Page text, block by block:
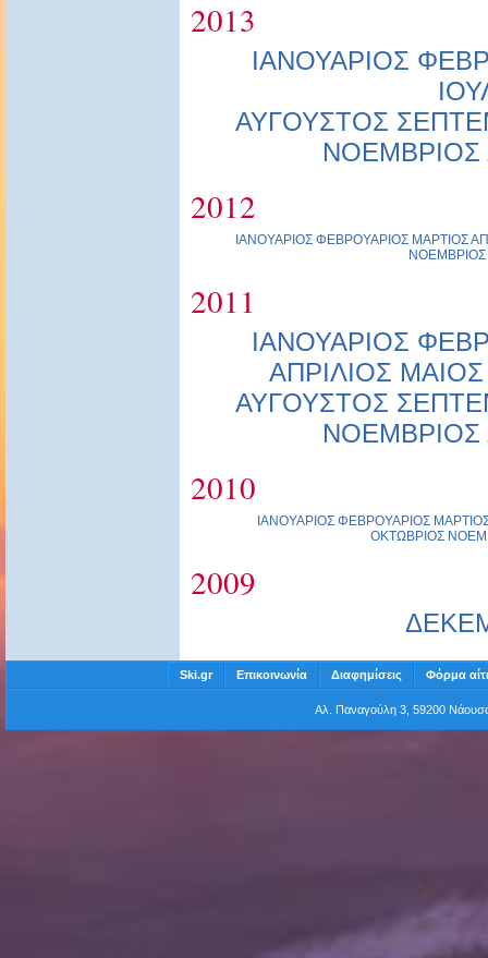
2013
ΙΑΝΟΥΑΡΙΟΣ
ΑΥΓΟΥΣΤΟΣ
ΝΟΕΜΒΡΙΟΣ
2012
ΙΑΝΟΥΑΡΙΟΣ ΦΕΒΡΟΥΑΡΙΟΣ ΜΑΡΤΙΟΣ
ΝΟΕΜΒΡΙΟΣ
2011
ΙΑΝΟΥΑΡΙΟΣ
ΑΠΡΙΛΙΟΣ ΜΑΙΟΣ
ΑΥΓΟΥΣΤΟΣ
ΝΟΕΜΒΡΙΟΣ
2010
ΙΑΝΟΥΑΡΙΟΣ ΦΕΒΡΟΥΑΡΙΟΣ
ΟΚΤΩΒΡΙΟΣ
2009
Ski.gr Επικοινωνία Διαφημίσεις Φόρμα
Αλ. Παναγούλη 3, 59200